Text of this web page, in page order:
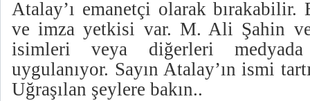
Atalay’ı emanetçi olarak bırakabilir.
ve imza yetkisi var. M. Ali Şahin
isimleri veya diğerleri medyada
uygulanıyor. Sayın Atalay’ın ismi
Uğraşılan şeylere bakın..